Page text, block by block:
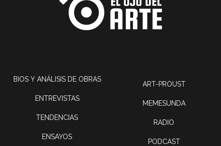
BIOS Y ANÁLISIS DE OBRAS
ENTREVISTAS
TENDENCIAS
ENSAYOS
ART-PROUST
MEMESUNDA
RADIO
PODCAST